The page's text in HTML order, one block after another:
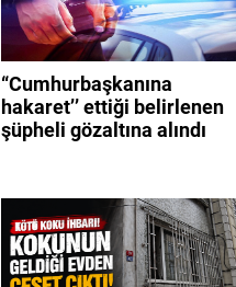
“Cumhurbaşkanına
hakaret’’ ettiği belirlenen
şüpheli gözaltına alındı